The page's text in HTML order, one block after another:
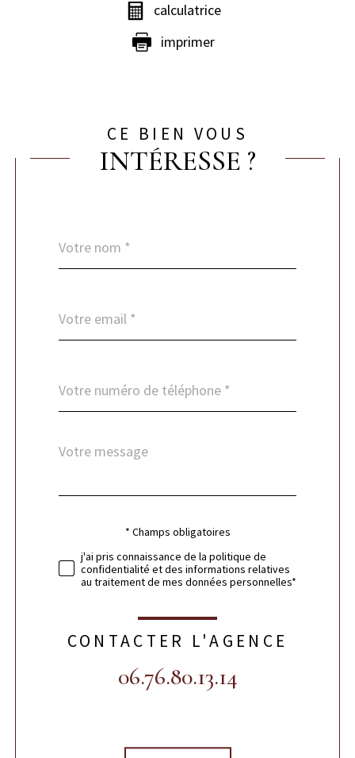
calculatrice
imprimer
CE BIEN VOUS
INTÉRESSE ?
par
*
*
*
Fieldset
défaut
Message
*
Validation* Champs obligatoires
j'ai pris connaissance de la politique de
confidentialité et des informations relatives
au traitement de mes données personnelles*
CONTACTER L'AGENCE
06.76.80.13.14